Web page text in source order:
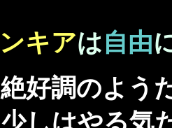
キアは自由
好調のよう
しはやる気